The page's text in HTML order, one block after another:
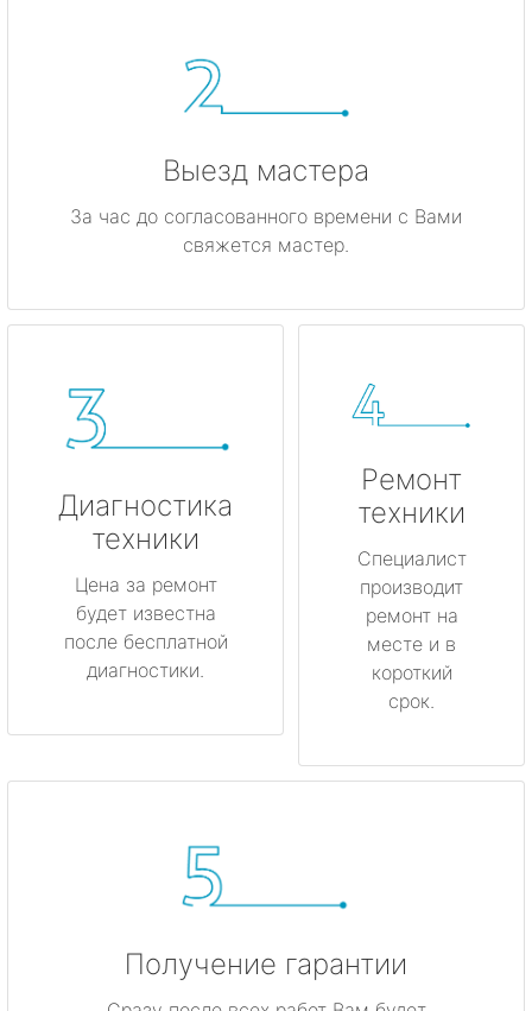
Выезд мастера
За час до согласованного времени с Вами
свяжется мастер.
Диагностика
техники
Цена за ремонт
будет известна
после бесплатной
диагностики.
Ремонт
техники
Специалист
производит
ремонт на
месте и в
короткий
срок.
Получение гарантии